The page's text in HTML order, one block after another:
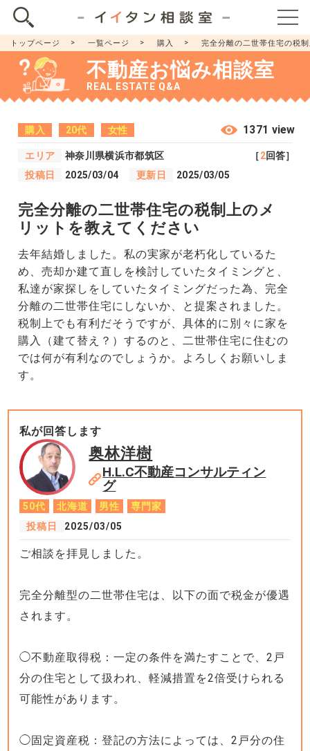
トップページ 一覧ページ 購入 完全分離の二世帯住宅の税
不動産お悩み相談室
REAL ESTATE Q&A
購入 20代 女性
エリア
神奈川県横浜市都筑区
投稿日
2025/03/04 更新日 2025/03/05
［2回答］
1371 view
完全分離の二世帯住宅の税制上のメ
リットを教えてください
去年結婚しました。私の実家が老朽化しているた
め、売却か建て直しを検討していたタイミングと、
私達が家探しをしていたタイミングだった為、完全
分離の二世帯住宅にしないか、と提案されました。
税制上でも有利だそうですが、具体的に別々に家を
購入（建て替え？）するのと、二世帯住宅に住むの
では何が有利なのでしょうか。よろしくお願いしま
す。
私が回答します
奥林洋樹
H.L.C不動産コンサルティン
グ
50代 北海道 男性
専門家
投稿日
2025/03/05
ご相談を拝見しました。
完全分離型の二世帯住宅は、以下の面で税金が優遇
されます。
◯不動産取得税：一定の条件を満たすことで、2戸
分の住宅として扱われ、軽減措置を2倍受けられる
可能性があります。
◯固定資産税：登記の方法によっては、2戸分の住